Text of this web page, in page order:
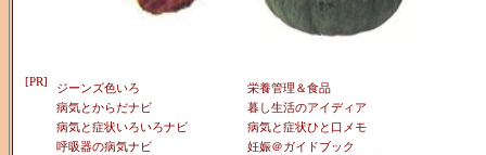
[PR]
ジーンズ色いろ
栄養管理＆食品
病気とからだナビ
暮し生活のアイディア
病気と症状いろいろナビ
病気と症状ひと口メモ
呼吸器の病気ナビ
妊娠＠ガイドブック